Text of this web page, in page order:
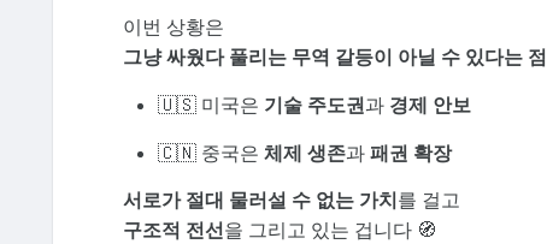
이번 상황은
그냥 싸웠다 풀리는 무역 갈등이 아닐 수 있다는 점
🇺🇸 미국은 기술 주도권과 경제 안보
🇨🇳 중국은체제 생존과패권 확장
서로가 절대 물러설 수 없는 가치를 걸고
구조적 전선을 그리고 있는 겁니다 🧭